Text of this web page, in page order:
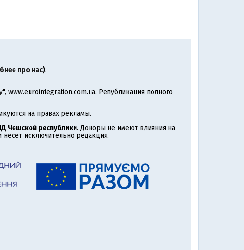
про нас).
www.eurointegration.com.ua. Републикация полного
на правах рекламы.
Чешской республики. Доноры не имеют влияния на
несет исключительно редакция.